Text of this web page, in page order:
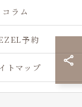
コラム
予約
トマップ